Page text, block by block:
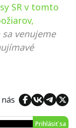
SR v tomto
venujeme
Prihlásiť sa